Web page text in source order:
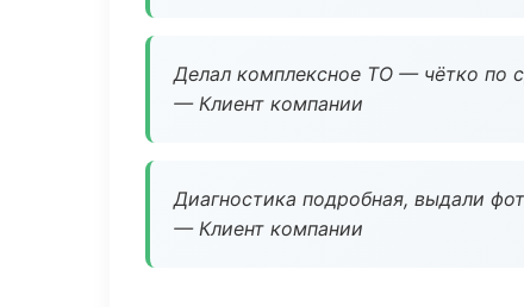
Делал комплексное ТО — чётко по
— Клиент компании
Диагностика подробная, выдали
— Клиент компании